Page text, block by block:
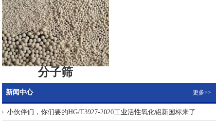
分子筛
新闻中心 更多>>
小伙伴们，你们要的HG/T3927-2020工业活性氧化铝新国标来了